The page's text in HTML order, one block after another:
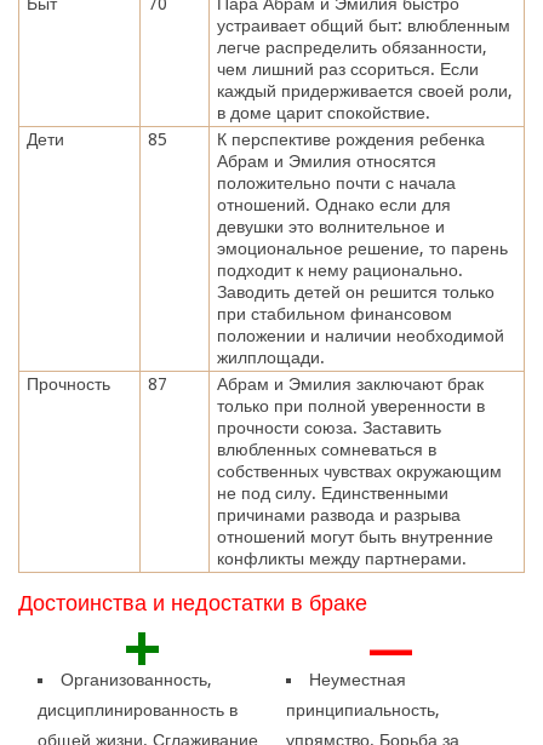
устраивает общий быт: влюбленным
легче распределить обязанности,
чем лишний раз ссориться. Если
каждый придерживается своей роли,
в доме царит спокойствие.
Дети
85
К перспективе рождения ребенка
Абрам и Эмилия относятся
положительно почти с начала
отношений. Однако если для
девушки это волнительное и
эмоциональное решение, то парень
подходит к нему рационально.
Заводить детей он решится только
при стабильном финансовом
положении и наличии необходимой
жилплощади.
Прочность
87
Абрам и Эмилия заключают брак
только при полной уверенности в
прочности союза. Заставить
влюбленных сомневаться в
собственных чувствах окружающим
не под силу. Единственными
причинами развода и разрыва
отношений могут быть внутренние
конфликты между партнерами.
Достоинства и недостатки в браке
+
Организованность,
дисциплинированность в
общей жизни. Сглаживание
—
Неуместная
принципиальность,
упрямство. Борьба за